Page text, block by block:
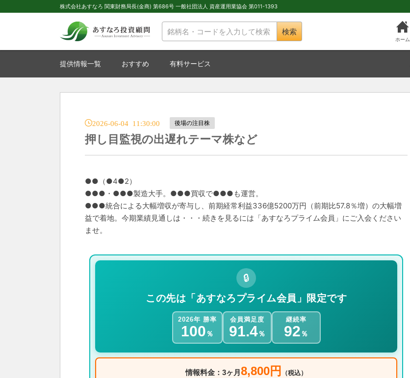
株式会社あすなろ 関東財務局長(金商) 第686号 一般社団法人 資産運用業協会 第011-1393
検索
ホーム
提供情報一覧 おすすめ 有料サービス
2026-06-04 11:30:00 後場の注目株
押し目監視の出遅れテーマ株など
●●（●4●2）
●●●・●●●製造大手。●●●買収で●●●も運営。
●●●統合による大幅増収が寄与し、前期経常利益336億5200万円（前期比57.8％増）の大幅増
益で着地。今期業績見通しは・・・続きを見るには「あすなろプライム会員」にご入会ください
ませ。
🔒
この先は「あすなろプライム会員」限定です
2026年 勝率
100 ％
会員満足度
91.4％
継続率
92 ％
情報料金：3ヶ月 8,800円 （税込）